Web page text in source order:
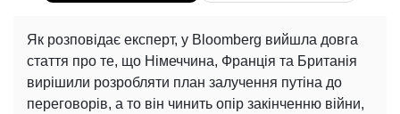
Як розповідає експерт, у Bloomberg вийшла довга
стаття про те, що Німеччина, Франція та Британія
вирішили розробляти план залучення путіна до
переговорів, а то він чинить опір закінченню війни,